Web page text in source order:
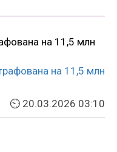
на 11,5 млн
⏲ 20.03.2026 03:10